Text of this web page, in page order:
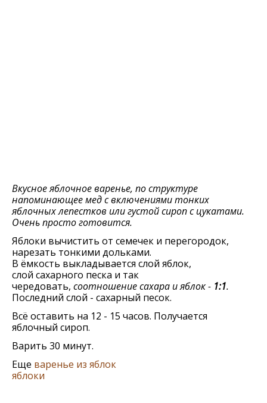
Вкусное яблочное варенье, по структуре
напоминающее мед с включениями тонких
яблочных лепестков или густой сироп с цукатами.
Очень просто готовится.
Яблоки вычистить от семечек и перегородок,
нарезать тонкими дольками.
В ёмкость выкладывается слой яблок,
слой сахарного песка и так
чередовать, соотношение сахара и яблок - 1:1.
Последний слой - сахарный песок.
Всё оставить на 12 - 15 часов. Получается
яблочный сироп.
Варить 30 минут.
Еще варенье из яблок
яблоки